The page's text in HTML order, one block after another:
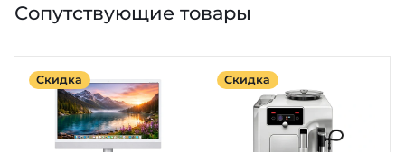
Сопутствующие товары
Скидка Скидка